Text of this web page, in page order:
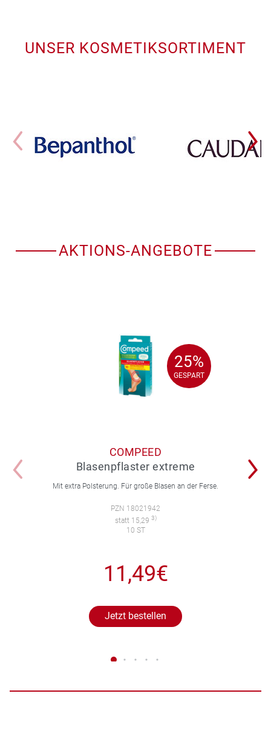
UNSER KOSMETIKSORTIMENT
AKTIONS-ANGEBOTE
25%
GESPART
25%
GESPART
COMPEED
Blasenpflaster extreme
Mit extra Polsterung. Für große Blasen an der Ferse.
PZN 18021942
statt 15,29 3)
10 ST
11,49€
Jetzt bestellen